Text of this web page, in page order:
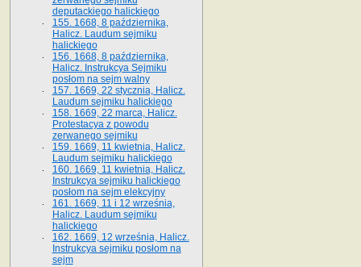
deputackiego halickiego
155. 1668, 8 października,
Halicz. Laudum sejmiku
halickiego
156. 1668, 8 października,
Halicz. Instrukcya Sejmiku
posłom na sejm walny
157. 1669, 22 stycznia, Halicz.
Laudum sejmiku halickiego
158. 1669, 22 marca, Halicz.
Protestacya z powodu
zerwanego sejmiku
159. 1669, 11 kwietnia, Halicz.
Laudum sejmiku halickiego
160. 1669, 11 kwietnia, Halicz.
Instrukcya sejmiku halickiego
posłom na sejm elekcyjny
161. 1669, 11 i 12 września,
Halicz. Laudum sejmiku
halickiego
162. 1669, 12 września, Halicz.
Instrukcya sejmiku posłom na
sejm